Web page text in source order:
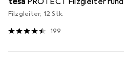
Filzgleiter, 12 Stk.
199